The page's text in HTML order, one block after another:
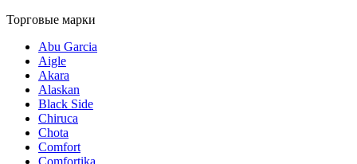
Торговые марки
Abu Garcia
Aigle
Akara
Alaskan
Black Side
Chiruca
Chota
Comfort
Comfortika